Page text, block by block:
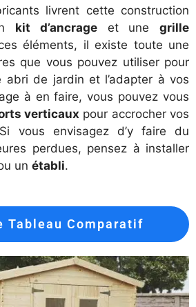
livrent cette construction
kit d’ancrageet unegrille
éléments, il existe toute une
que vous pouvez utiliser pour
abri de jardin et l’adapter à vos
à en faire, vous pouvez vous
verticaux pour accrocher vos
vous envisagez d’y faire du
perdues, pensez à installer
un établi.
Tableau Comparatif